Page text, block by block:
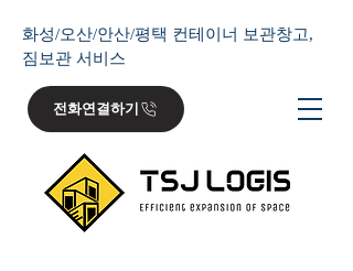
전화연결하기
화성/오산/안산/평택 컨테이너 보관창고,
짐보관 서비스